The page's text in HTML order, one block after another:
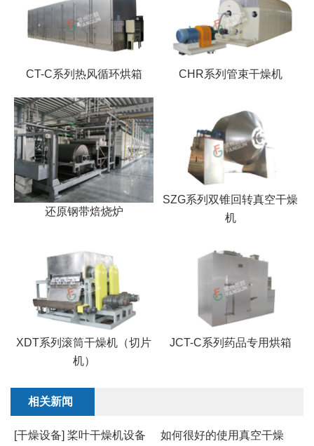
CT-C系列热风循环烘箱 CHR系列管束干燥机
还原钢带焙烧炉
SZG系列双锥回转真空干燥
机
XDT系列滚筒干燥机（切片
机）
JCT-C系列药品专用烘箱
相关新闻
[干燥设备] 桨叶干燥机设备
​如何很好的使用真空干燥